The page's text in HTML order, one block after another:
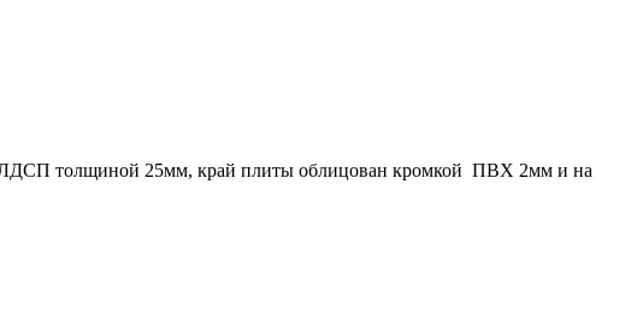
ЛДСП толщиной 25мм, край плиты облицован кромкой ПВХ 2мм и на